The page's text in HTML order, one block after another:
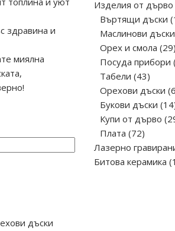
здравина и
миялна
дъски
Изделия от дърво
Въртящи дъски
Маслинови дъски
Орех и смола 29
Посуда прибори
Табели 4343
Орехови дъски
Букови дъски 14
Купи от дърво
Плата 7272
Лазерно
Битова керамика